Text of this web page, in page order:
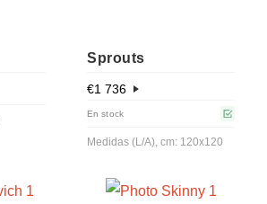
Sprouts
€1 736
En stock
Medidas (L/A), cm: 120x120